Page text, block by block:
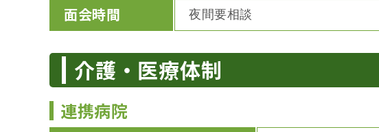
面会時間 夜間要相談
介護・医療体制
連携病院